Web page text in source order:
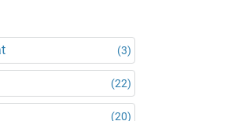
(3)
(22)
(20)